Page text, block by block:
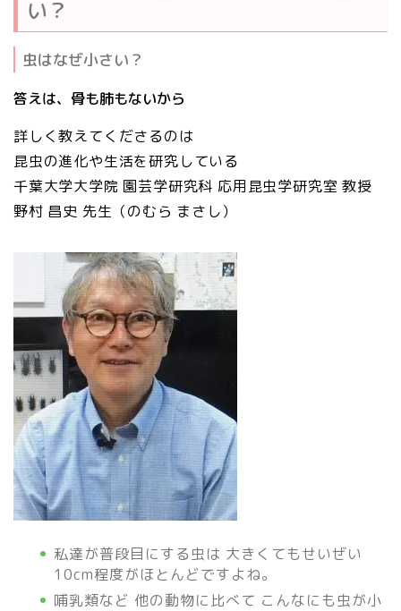
い？
虫はなぜ小さい？
答えは、骨も肺もないから
詳しく教えてくださるのは
昆虫の進化や生活を研究している
千葉大学大学院 園芸学研究科 応用昆虫学研究室 教授
野村 昌史 先生（のむら まさし）
私達が普段目にする虫は 大きくてもせいぜい
10cm程度がほとんどですよね。
哺乳類など 他の動物に比べて こんなにも虫が小